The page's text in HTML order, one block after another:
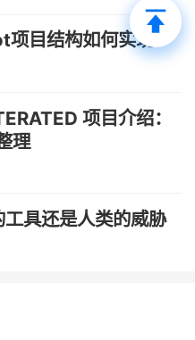
目结构如何实现？
项目介绍：
理
具还是人类的威胁